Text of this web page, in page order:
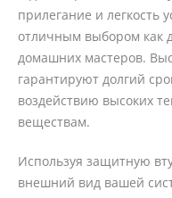
прилегание и легкость
отличным выбором как
домашних мастеров.
гарантируют долгий
воздействию высоких
веществам.
Используя защитную
внешний вид вашей